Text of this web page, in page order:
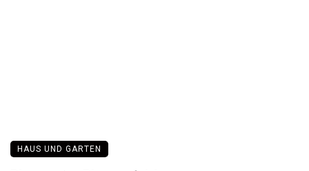
HAUS UND GARTEN